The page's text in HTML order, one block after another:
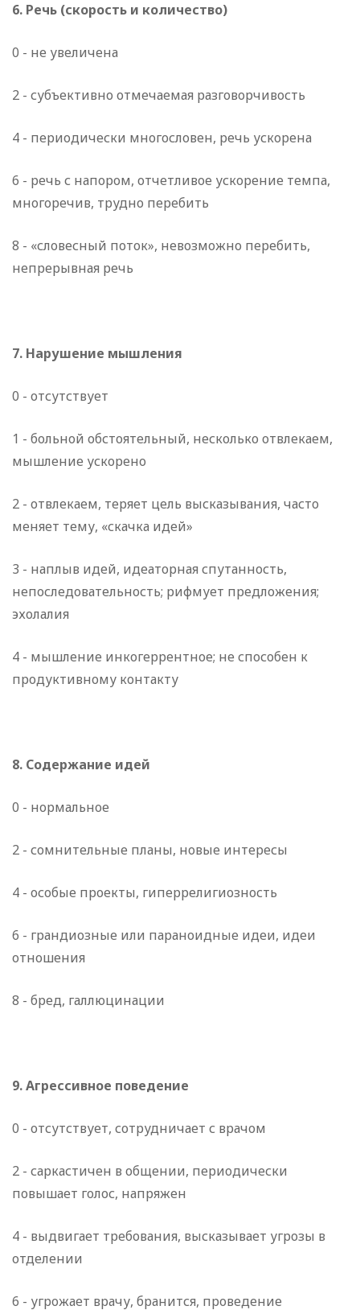
6. Речь (скорость и количество)
0 - не увеличена
2 - субъективно отмечаемая разговорчивость
4 - периодически многословен, речь ускорена
6 - речь с напором, отчетливое ускорение темпа,
многоречив, трудно перебить
8 - «словесный поток», невозможно перебить,
непрерывная речь
7. Нарушение мышления
0 - отсутствует
1 - больной обстоятельный, несколько отвлекаем,
мышление ускорено
2 - отвлекаем, теряет цель высказывания, часто
меняет тему, «скачка идей»
3 - наплыв идей, идеаторная спутанность,
непоследовательность; рифмует предложения;
эхолалия
4 - мышление инкогеррентное; не способен к
продуктивному контакту
8. Содержание идей
0 - нормальное
2 - сомнительные планы, новые интересы
4 - особые проекты, гиперрелигиозность
6 - грандиозные или параноидные идеи, идеи
отношения
8 - бред, галлюцинации
9. Агрессивное поведение
0 - отсутствует, сотрудничает с врачом
2 - саркастичен в общении, периодически
повышает голос, напряжен
4 - выдвигает требования, высказывает угрозы в
отделении
6 - угрожает врачу, бранится, проведение